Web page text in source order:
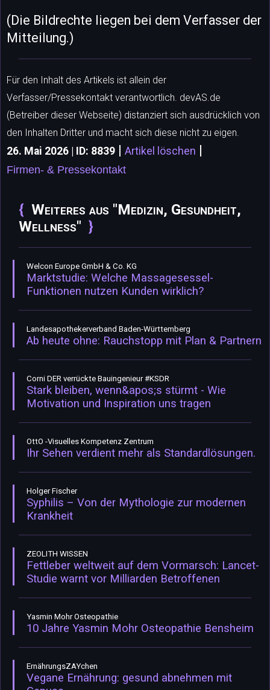
(Die Bildrechte liegen bei dem Verfasser der
Mitteilung.)
Für den Inhalt des Artikels ist allein der
Verfasser/Pressekontakt verantwortlich. devAS.de
(Betreiber dieser Webseite) distanziert sich ausdrücklich von
den Inhalten Dritter und macht sich diese nicht zu eigen.
26. Mai 2026 | ID: 8839 | Artikel löschen |
Firmen- & Pressekontakt
Weiteres aus "Medizin, Gesundheit,
Wellness"
Welcon Europe GmbH & Co. KG
Marktstudie: Welche Massagesessel-
Funktionen nutzen Kunden wirklich?
Landesapothekerverband Baden-Württemberg
Ab heute ohne: Rauchstopp mit Plan & Partnern
Corni DER verrückte Bauingenieur #KSDR
Stark bleiben, wenn&apos;s stürmt - Wie
Motivation und Inspiration uns tragen
OttO -Visuelles Kompetenz Zentrum
Ihr Sehen verdient mehr als Standardlösungen.
Holger Fischer
Syphilis – Von der Mythologie zur modernen
Krankheit
ZEOLITH WISSEN
Fettleber weltweit auf dem Vormarsch: Lancet-
Studie warnt vor Milliarden Betroffenen
Yasmin Mohr Osteopathie
10 Jahre Yasmin Mohr Osteopathie Bensheim
ErnährungsZAYchen
Vegane Ernährung: gesund abnehmen mit